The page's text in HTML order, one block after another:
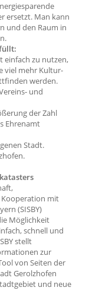
ersetzt. Man kann
und den Raum in
einfach zu nutzen,
viel mehr Kultur-
werden.
und
der Zahl
Ehrenamt
Stadt.
Kooperation mit
(SISBY)
Möglichkeit
schnell und
stellt
zur
von Seiten der
Gerolzhofen
und neue